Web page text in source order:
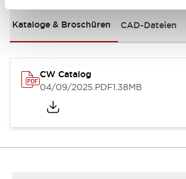
Kataloge & Broschüren CAD-Dateien
CW Catalog
04/09/2025.PDF1.38MB